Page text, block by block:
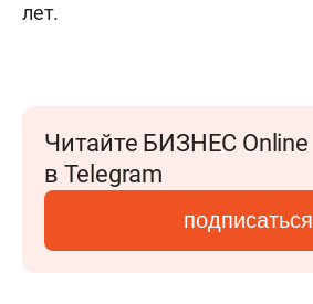
лет.
Читайте БИЗНЕС Online
в Telegram
подписаться